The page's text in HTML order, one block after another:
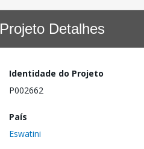
Projeto Detalhes
Identidade do Projeto
P002662
País
Eswatini